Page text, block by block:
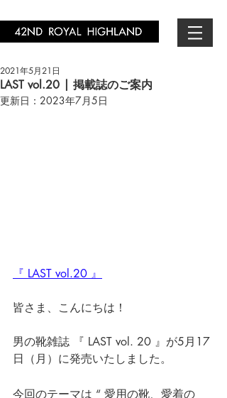
LAST vol.20 | 掲載誌のご案内
2021年5月21日
更新日： 2023年7月5日
『 LAST vol.20 』
皆さま、こんにちは！
男の靴雑誌 『 LAST vol. 20 』が5月17
日（月）に発売いたしました。
今回のテーマは “ 愛用の靴、愛着の